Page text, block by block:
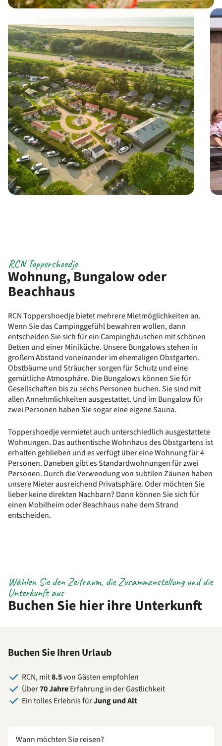
Wohnung, Bungalow oder
Beachhaus
RCN Toppershoedje
RCN Toppershoedje bietet mehrere Mietmöglichkeiten an.
Wenn Sie das Campinggefühl bewahren wollen, dann
entscheiden Sie sich für ein Campinghäuschen mit schönen
Betten und einer Miniküche. Unsere Bungalows stehen in
großem Abstand voneinander im ehemaligen Obstgarten.
Obstbäume und Sträucher sorgen für Schutz und eine
gemütliche Atmosphäre. Die Bungalows können Sie für
Gesellschaften bis zu sechs Personen buchen. Sie sind mit
allen Annehmlichkeiten ausgestattet. Und im Bungalow für
zwei Personen haben Sie sogar eine eigene Sauna.
Toppershoedje vermietet auch unterschiedlich ausgestattete
Wohnungen. Das authentische Wohnhaus des Obstgartens ist
erhalten geblieben und es verfügt über eine Wohnung für 4
Personen. Daneben gibt es Standardwohnungen für zwei
Personen. Durch die Verwendung von subtilen Zäunen haben
unsere Mieter ausreichend Privatsphäre. Oder möchten Sie
lieber keine direkten Nachbarn? Dann können Sie sich für
einen Mobilheim oder Beachhaus nahe dem Strand
entscheiden.
Buchen Sie hier ihre Unterkunft
Wählen Sie den Zeitraum, die Zusammenstellung und die
Unterkunft aus
Buchen Sie Ihren Urlaub
RCN, mit8.5von Gästen empfohlen
Über70 JahreErfahrung in der Gastlichkeit
Ein tolles Erlebnis fürJung und Alt
Wann möchten Sie reisen?